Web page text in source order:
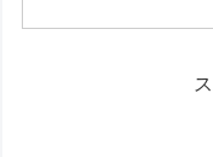
ダイソーで買えるボトル
なの？ デザインが豊富